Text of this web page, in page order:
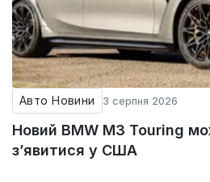
Авто Новини 3 серпня 2026
Новий BMW M3 Touring
з’явитися у США